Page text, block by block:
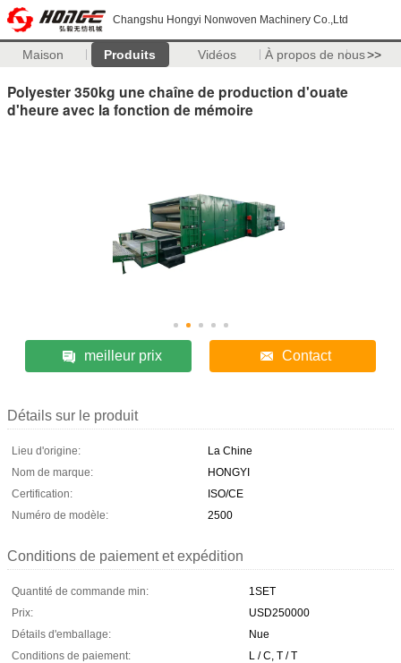
Changshu Hongyi Nonwoven Machinery Co.,Ltd
Maison Produits Vidéos À propos de nous>>
Polyester 350kg une chaîne de production d'ouate
d'heure avec la fonction de mémoire
meilleur prix Contact
Détails sur le produit
Lieu d'origine:
La Chine
Nom de marque:
HONGYI
Certification:
ISO/CE
Numéro de modèle:
2500
Conditions de paiement et expédition
Quantité de commande min:
1SET
Prix:
USD250000
Détails d'emballage:
Nue
Conditions de paiement:
L / C, T / T